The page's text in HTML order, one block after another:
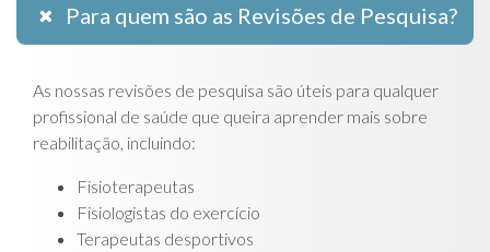
Para quem são as Revisões de Pesquisa?
As nossas revisões de pesquisa são úteis para qualquer
profissional de saúde que queira aprender mais sobre
reabilitação, incluindo:
Fisioterapeutas
Fisiologistas do exercício
Terapeutas desportivos